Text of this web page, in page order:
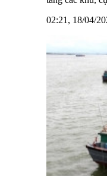
02:21, 18/04/